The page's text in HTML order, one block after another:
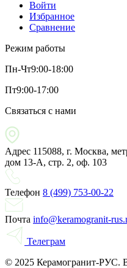
Войти
Избранное
Сравнение
Режим работы
Пн-Чт9:00-18:00
Пт9:00-17:00
Связаться с нами
Адрес 115088, г. Москва,
дом 13-А, стр. 2, оф. 103
Телефон 8 (499) 753-00-22
Почта info@keramogranit-
Телеграм
© 2025 Керамогранит-РУС.